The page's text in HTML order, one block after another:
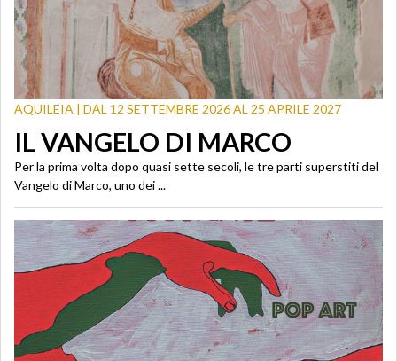
AQUILEIA | DAL 12 SETTEMBRE 2026 AL 25 APRILE 2027
IL VANGELO DI MARCO
Per la prima volta dopo quasi sette secoli, le tre parti superstiti del
Vangelo di Marco, uno dei ...